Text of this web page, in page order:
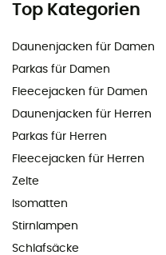
Top Kategorien
Daunenjacken für Damen
Parkas für Damen
Fleecejacken für Damen
Daunenjacken für Herren
Parkas für Herren
Fleecejacken für Herren
Zelte
Isomatten
Stirnlampen
Schlafsäcke